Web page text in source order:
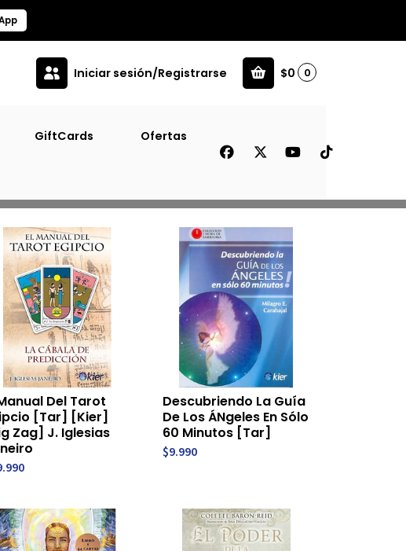
Iniciar sesión/Registrarse $0 0
GiftCards Ofertas
Del Tarot
[Tar] [Kier]
Zag] J. Iglesias
Descubriendo La Guía
De Los ÁNgeles En Sólo
60 Minutos [Tar]
$9.990